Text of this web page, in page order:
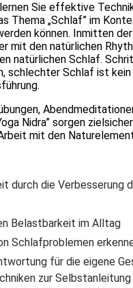
Sie effektive
Thema „Schlaf” im
können. Inmitten
mit den natürlichen
natürlichen Schlaf.
schlechter Schlaf ist
Nidra” sorgen
mit den
durch die Verbesserung
Belastbarkeit im Alltag
Schlafproblemen
für die eigene
zur Selbstanleitung